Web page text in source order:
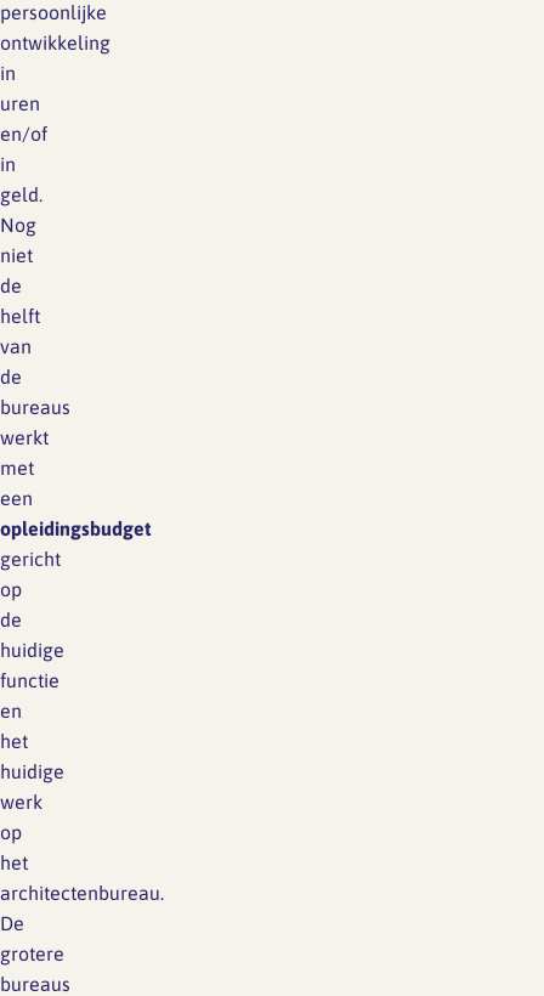
persoonlijke
ontwikkeling
in
uren
en/of
in
geld.
Nog
niet
de
helft
van
de
bureaus
werkt
met
een
opleidingsbudget
gericht
op
de
huidige
functie
en
het
huidige
werk
op
het
architectenbureau.
De
grotere
bureaus